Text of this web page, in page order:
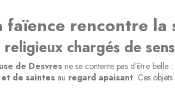
faïence rencontre
chargés de sens
de Desvresne se contente pas d’être belle :
de saintesau regard apaisant. Ces